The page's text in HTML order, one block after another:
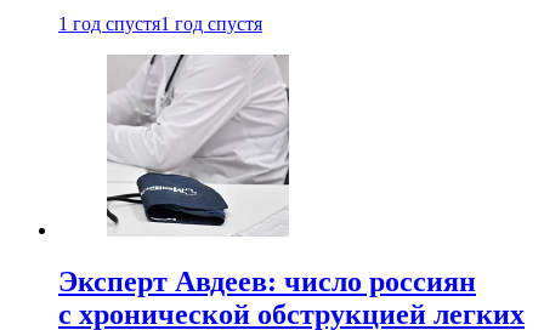
1 год спустя1 год спустя
Эксперт Авдеев: число россиян
с хронической обструкцией легких